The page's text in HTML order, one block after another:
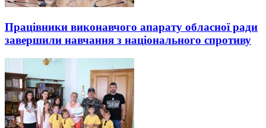
Працівники виконавчого апарату обласної ради
завершили навчання з національного спротиву